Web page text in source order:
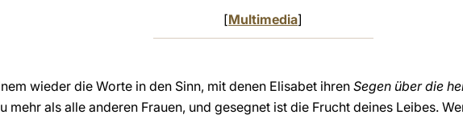
[Multimedia]
wieder die Worte in den Sinn, mit denen Elisabet ihren Segen über die
mehr als alle anderen Frauen, und gesegnet ist die Frucht deines Leibes.